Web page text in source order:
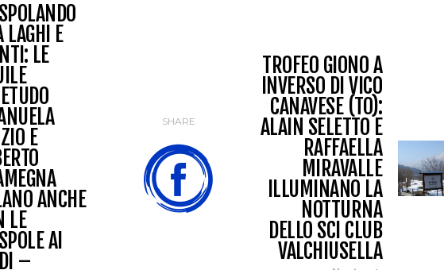
LAGHI E
LE
E
ANCHE
LE
AI
–
SHARE
TROFEO GIONO A
INVERSO DI VICO
CANAVESE (TO):
ALAIN SELETTO E
RAFFAELLA
MIRAVALLE
ILLUMINANO LA
NOTTURNA
DELLO SCI CLUB
VALCHIUSELLA